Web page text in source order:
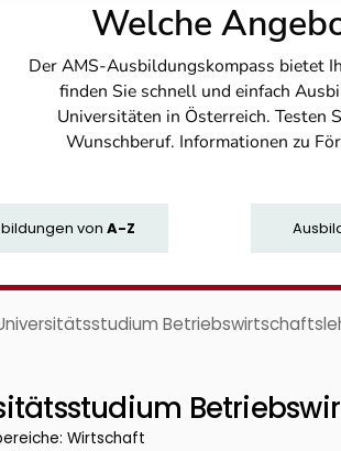
Welche
Der AMS-Ausbildungskompass bietet
finden Sie schnell und einfach
Universitäten in Österreich. Testen
Wunschberuf. Informationen zu
von A-Z
Wirtschaft